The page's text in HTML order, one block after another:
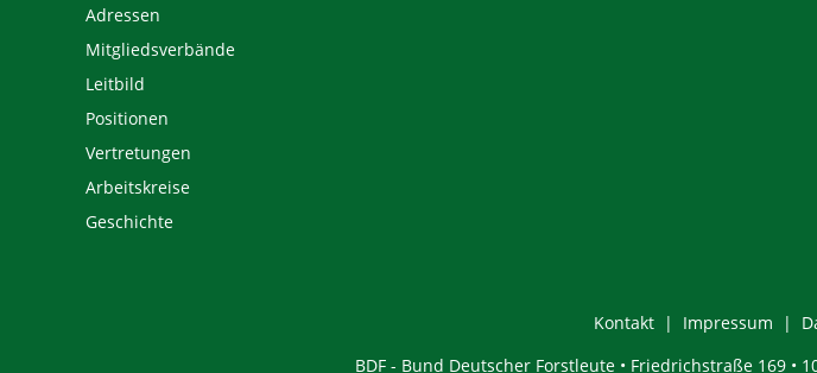
Adressen
Mitgliedsverbände
Leitbild
Positionen
Vertretungen
Arbeitskreise
Geschichte
Kontakt Impressum
BDF - Bund Deutscher Forstleute • Friedrichstraße 169 •